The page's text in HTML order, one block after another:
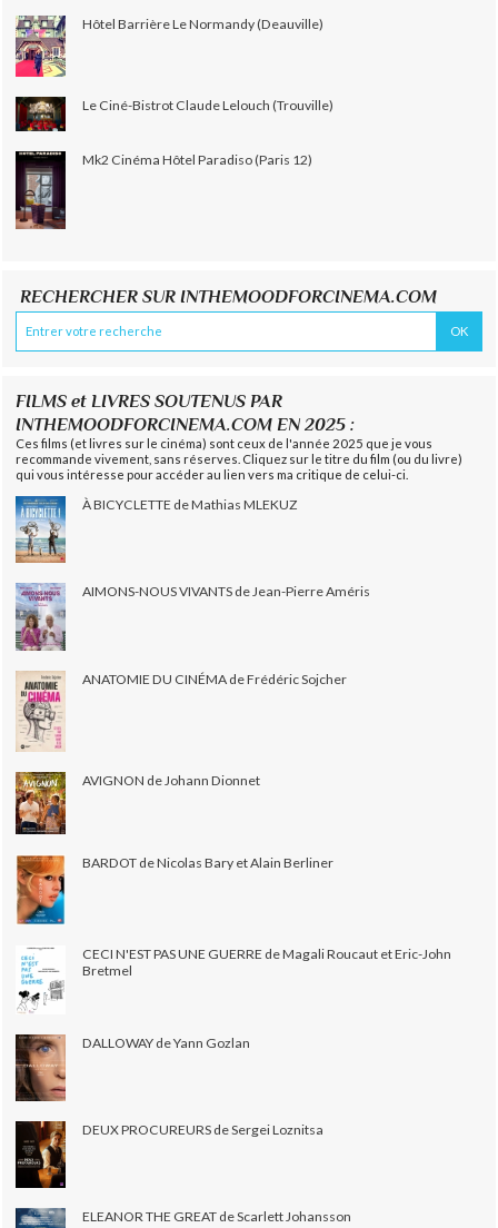
Hôtel Barrière Le Normandy (Deauville)
Le Ciné-Bistrot Claude Lelouch (Trouville)
Mk2 Cinéma Hôtel Paradiso (Paris 12)
RECHERCHER SUR INTHEMOODFORCINEMA.COM
FILMS et LIVRES SOUTENUS PAR
INTHEMOODFORCINEMA.COM EN 2025 :
Ces films (et livres sur le cinéma) sont ceux de l'année 2025 que je vous
recommande vivement, sans réserves. Cliquez sur le titre du film (ou du livre)
qui vous intéresse pour accéder au lien vers ma critique de celui-ci.
À BICYCLETTE de Mathias MLEKUZ
AIMONS-NOUS VIVANTS de Jean-Pierre Améris
ANATOMIE DU CINÉMA de Frédéric Sojcher
AVIGNON de Johann Dionnet
BARDOT de Nicolas Bary et Alain Berliner
CECI N'EST PAS UNE GUERRE de Magali Roucaut et Eric-John
Bretmel
DALLOWAY de Yann Gozlan
DEUX PROCUREURS de Sergei Loznitsa
ELEANOR THE GREAT de Scarlett Johansson